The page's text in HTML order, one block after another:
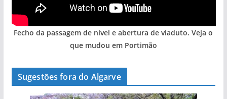
Fecho da passagem de nível e abertura de viaduto. Veja o
que mudou em Portimão
Sugestões fora do Algarve